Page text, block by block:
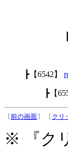
┣【6542】
┣【
〔前の画面〕 〔 クリ
※ 『ク